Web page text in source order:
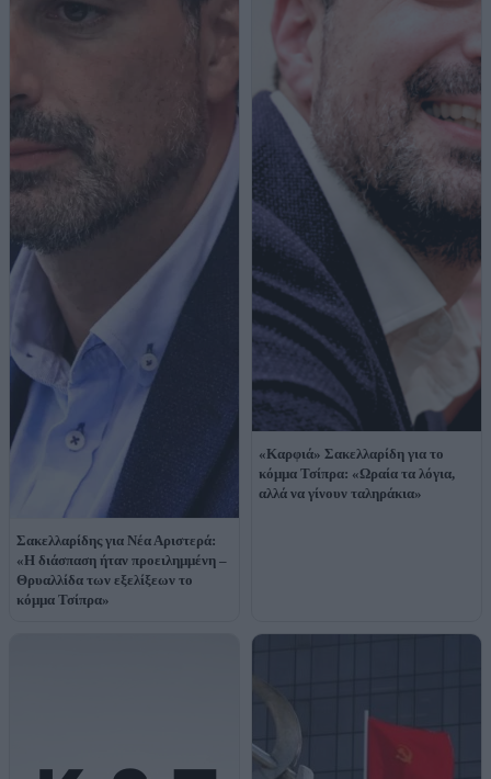
Σακελλαρίδης για Νέα Αριστερά:
«Η διάσπαση ήταν προειλημμένη –
Θρυαλλίδα των εξελίξεων το
κόμμα Τσίπρα»
«Καρφιά» Σακελλαρίδη για το
κόμμα Τσίπρα: «Ωραία τα λόγια,
αλλά να γίνουν ταληράκια»